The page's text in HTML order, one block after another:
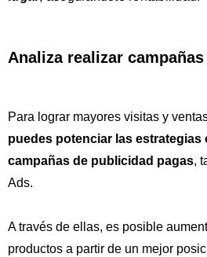
Analiza realizar
Para lograr mayores visitas y
puedes potenciar las estrategias
campañas de publicidad pagas,
Ads.
A través de ellas, es posible
productos a partir de un mejor